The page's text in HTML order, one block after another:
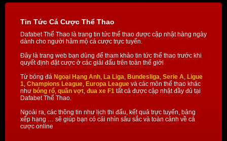
Tin Tức Cá Cược Thể Thao
Dafabet Thể Thao là trang tin tức thể thao được cập nhật hàng ngày
dành cho người hâm mộ cá cược trực tuyến.
Đây là trang web bạn dùng để tham khảo tin tức thể thao trước khi
quyết định đặt cược ở các giải đấu trên toàn thế giới
Từ bóng đá Ngoại Hạng Anh, La Liga, Bundesliga, Serie A, Ligue
1, Champions League, Europa League và các môn thể thao khác
như bóng rổ, quần vợt, đua xe F1 tất cả được cập nhật đầy đủ tại
Dafabet Thể Thao.
Ngoài ra, các thông tin như lịch thi đấu, kết quả trực tuyến, bảng
xếp hạng … sẽ giúp bạn có cái nhìn sâu sắc và toàn cảnh về cá
cược online